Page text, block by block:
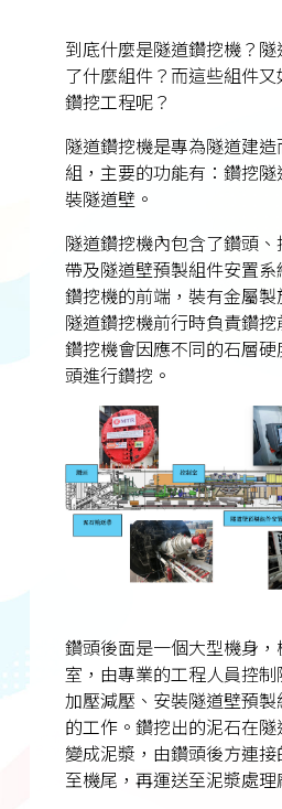
到底什麼是隧道鑽挖機？
了什麼組件？而這些組件
鑽挖工程呢？
隧道鑽挖機是專為隧道建
組，主要的功能有：鑽挖
裝隧道壁。
隧道鑽挖機內包含了鑽頭
帶及隧道壁預製組件安置
鑽挖機的前端，裝有金屬
隧道鑽挖機前行時負責鑽
鑽挖機會因應不同的石層
頭進行鑽挖。
鑽頭後面是一個大型機身
室，由專業的工程人員控制
加壓減壓、安裝隧道壁預
的工作。鑽挖出的泥石在
變成泥漿，由鑽頭後方連
至機尾，再運送至泥漿處理